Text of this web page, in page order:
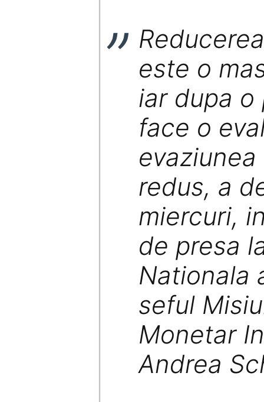
este o
iar dupa o
face o
redus, a
miercuri,
de presa
Nationala
seful
Monetar
Andrea